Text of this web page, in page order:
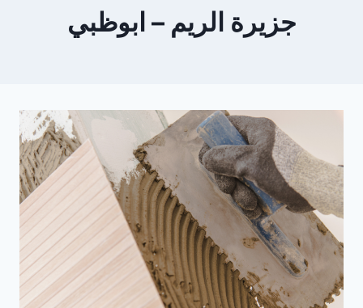
جزيرة الريم – ابوظبي